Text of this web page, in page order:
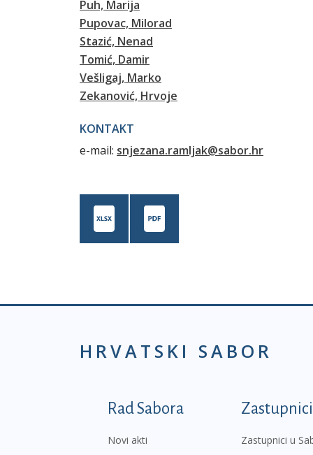
Puh, Marija
Pupovac, Milorad
Stazić, Nenad
Tomić, Damir
Vešligaj, Marko
Zekanović, Hrvoje
KONTAKT
e-mail: snjezana.ramljak@sabor.hr
HRVATSKI SABOR
Podnožje prvi
Rad Sabora
Novi akti
Zastupnici
Zastupnici u